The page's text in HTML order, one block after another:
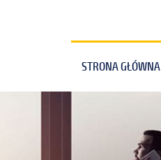
STRONA GŁÓWNA